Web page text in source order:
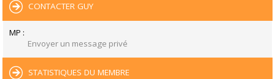
CONTACTER GUY
MP :
Envoyer un message privé
STATISTIQUES DU MEMBRE